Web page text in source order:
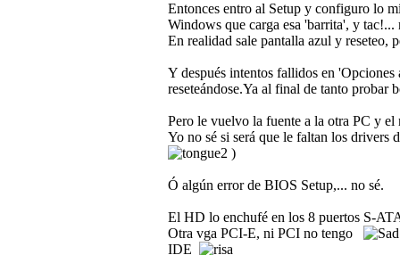
Entonces entro al Setup y configuro lo
Windows que carga esa 'barrita', y tac!...
En realidad sale pantalla azul y reseteo,
Y después intentos fallidos en
reseteándose.Ya al final de tanto probar
Pero le vuelvo la fuente a la otra PC y
Yo no sé si será que le faltan los drivers
)
Ó algún error de BIOS Setup,... no sé.
El HD lo enchufé en los 8 puertos S-
Otra vga PCI-E, ni PCI no tengo
IDE